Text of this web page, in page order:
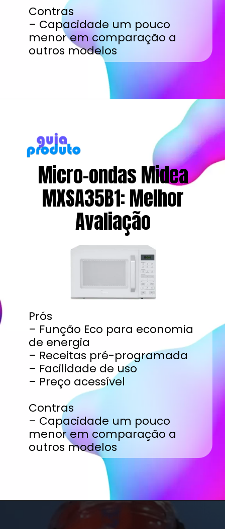
Contras
– Capacidade um pouco
menor em comparação a
outros modelos
Micro-ondas Midea
MXSA35B1: Melhor
Avaliação
Prós
– Função Eco para economia
de energia
– Receitas pré-programada
– Facilidade de uso
– Preço acessível
Contras
– Capacidade um pouco
menor em comparação a
outros modelos